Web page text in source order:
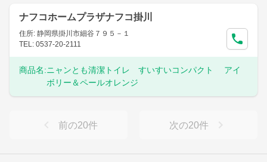
ナフコホームプラザナフコ掛川
住所: 静岡県掛川市細谷７９５－１
TEL: 0537-20-2111
商品名:ニャンとも清潔トイレ すいすいコンパクト アイ
ボリー＆ペールオレンジ
前の20件 次の20件